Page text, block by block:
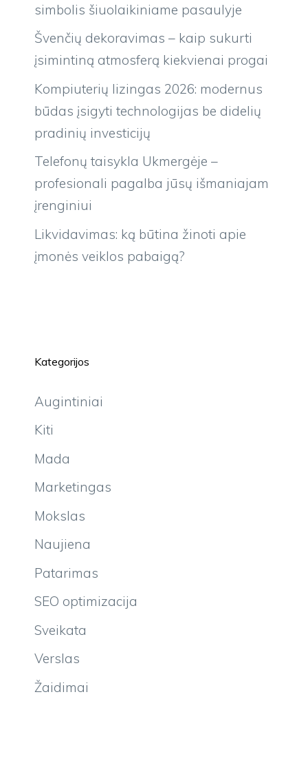
simbolis šiuolaikiniame pasaulyje
Švenčių dekoravimas – kaip sukurti
įsimintiną atmosferą kiekvienai progai
Kompiuterių lizingas 2026: modernus
būdas įsigyti technologijas be didelių
pradinių investicijų
Telefonų taisykla Ukmergėje –
profesionali pagalba jūsų išmaniajam
įrenginiui
Likvidavimas: ką būtina žinoti apie
įmonės veiklos pabaigą?
Kategorijos
Augintiniai
Kiti
Mada
Marketingas
Mokslas
Naujiena
Patarimas
SEO optimizacija
Sveikata
Verslas
Žaidimai